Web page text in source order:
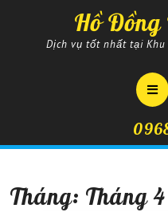
Hồ Đồng
Dịch vụ tốt nhất tại
Tháng: Tháng